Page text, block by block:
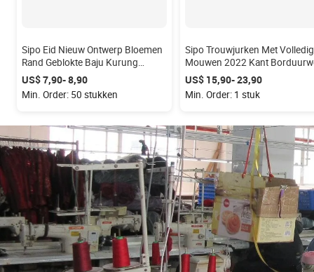
Sipo Eid Nieuw Ontwerp Bloemen
Rand Geblokte Baju Kurung
Vrouwen Moslim Met V-Hals
Ontwerp Groothandel Malaysia
Baju Kurung
US$ 7,90- 8,90
Min. Order: 50 stukken
Sipo Trouwjurken Met
Mouwen 2022 Kant
Luxe Moslim Baljurk
Trouwjurk Custom Malaysia
Kurung
US$ 15,90- 23,90
Min. Order: 1 stuk